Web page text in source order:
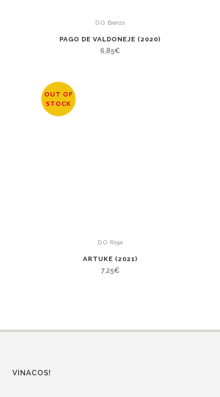
D.O. Bierzo
PAGO DE VALDONEJE (2020)
6,85€
OUT OF
STOCK
D.O. Rioja
ARTUKE (2021)
7,25€
VINACOS!